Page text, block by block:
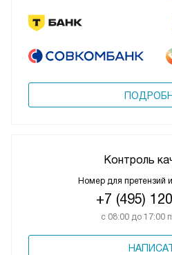
Контроль
Номер для претензий
+7 (495)
с 08:00 до 17:00